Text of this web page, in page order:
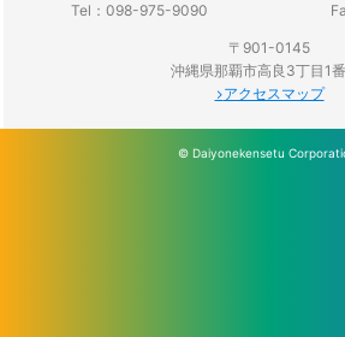
Tel：098-975-9090
〒901-0145
沖縄県那覇市高良3丁目1
アクセスマップ
© Daiyonekensetu